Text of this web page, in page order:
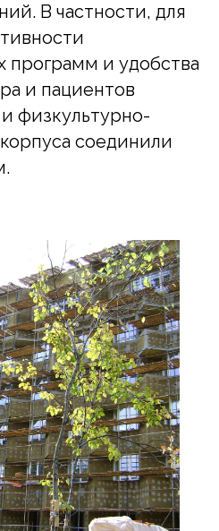
В частности, для
программ и удобства
и пациентов
физкультурно-
соединили